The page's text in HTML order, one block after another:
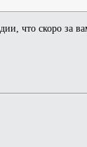
что скоро